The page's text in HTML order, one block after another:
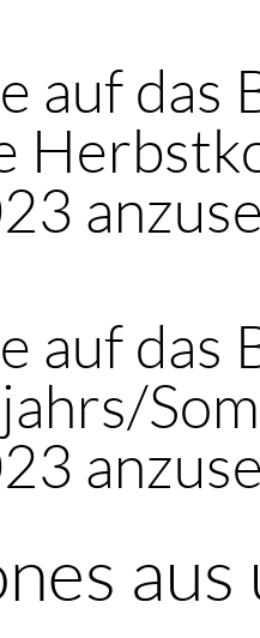
auf das
auf das